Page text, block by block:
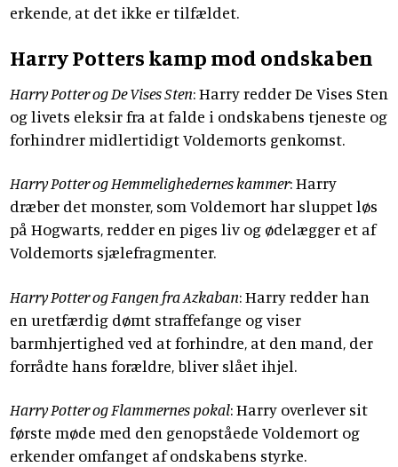
erkende, at det ikke er tilfældet.
Harry Potters kamp mod ondskaben
Harry Potter og De Vises Sten: Harry redder De Vises Sten
og livets eleksir fra at falde i ondskabens tjeneste og
forhindrer midlertidigt Voldemorts genkomst.
Harry Potter og Hemmelighedernes kammer: Harry
dræber det monster, som Voldemort har sluppet løs
på Hogwarts, redder en piges liv og ødelægger et af
Voldemorts sjælefragmenter.
Harry Potter og Fangen fra Azkaban: Harry redder han
en uretfærdig dømt straffefange og viser
barmhjertighed ved at forhindre, at den mand, der
forrådte hans forældre, bliver slået ihjel.
Harry Potter og Flammernes pokal: Harry overlever sit
første møde med den genopståede Voldemort og
erkender omfanget af ondskabens styrke.